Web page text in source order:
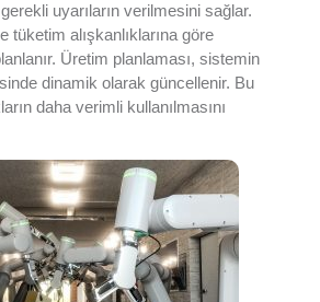
uyarıların verilmesini sağlar.
tüketim alışkanlıklarına göre
Üretim planlaması, sistemin
dinamik olarak güncellenir. Bu
daha verimli kullanılmasını